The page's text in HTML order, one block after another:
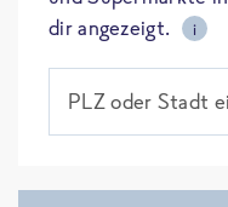
dir angezeigt.
i
PLZ oder Stadt